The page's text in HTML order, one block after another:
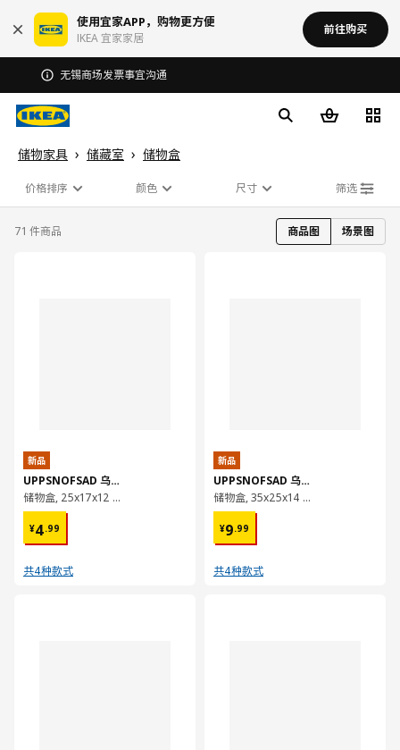
使用宜家APP，购物更方便
IKEA 宜家家居
前往购买
无锡商场发票事宜沟通
储物家具 储藏室 储物盒
价格排序 颜色 尺寸 筛选
71 件商品 商品图 场景图
新品
UPPSNOFSAD 乌普诺萨
储物盒, 25x17x12 厘米/3.5 公升
¥4.99
¥ 4.99
共4种款式
新品
UPPSNOFSAD 乌普诺萨
储物盒, 35x25x14 厘米/9 公升
¥9.99
¥ 9.99
共4种款式